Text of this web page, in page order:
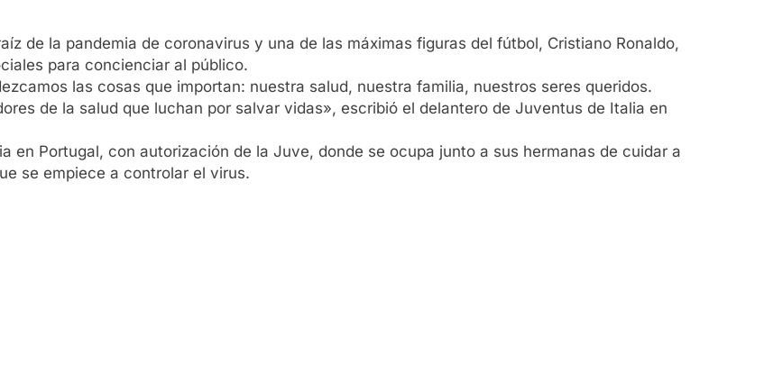
de la pandemia de coronavirus y una de las máximas figuras del fútbol, Cristiano Ronaldo,
para concienciar al público.
las cosas que importan: nuestra salud, nuestra familia, nuestros seres queridos.
de la salud que luchan por salvar vidas», escribió el delantero de Juventus de Italia en
en Portugal, con autorización de la Juve, donde se ocupa junto a sus hermanas de cuidar a
se empiece a controlar el virus.